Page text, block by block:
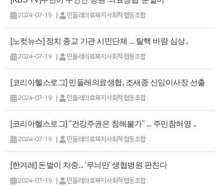
2024-07-19 | 민들레의료복지사회적협동조합
[노컷뉴스] 정치 종교 기관 시민단체 ... 탈핵 바람 심상..
2024-07-19 | 민들레의료복지사회적협동조합
[코리아헬스로그] 민들레의료생협, 조새종 신임이사장 선출
2024-07-19 | 민들레의료복지사회적협동조합
[코리아헬스로그] "건강주권은 침해불가" ... 주민참혀영 ..
2024-07-19 | 민들레의료복지사회적협동조합
[한겨레] 돈벌이 치중... '무늬만' 생협병원 판친다
2024-07-19 | 민들레의료복지사회적협동조합